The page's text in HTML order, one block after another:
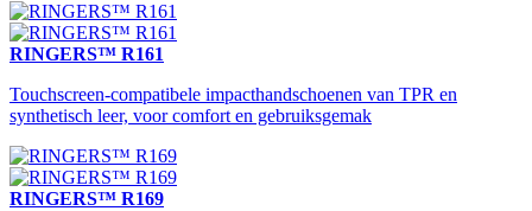
RINGERS™ R161
Touchscreen-compatibele impacthandschoenen van TPR en
synthetisch leer, voor comfort en gebruiksgemak
RINGERS™ R169